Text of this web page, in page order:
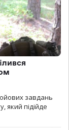
завдань
який підійде